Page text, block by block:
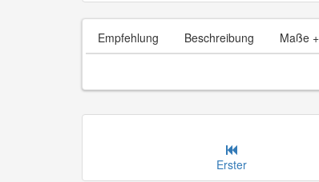
Empfehlung Beschreibung Maße
Erster